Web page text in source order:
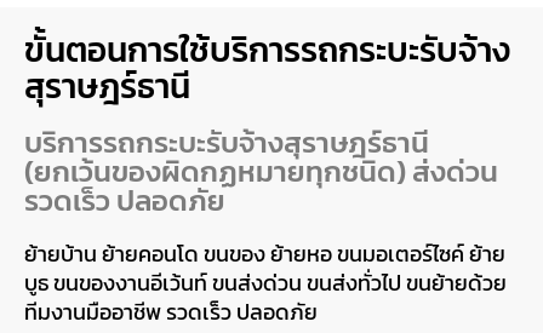
ขั้นตอนการใช้บริการรถกระบะรับจ้าง
สุราษฎร์ธานี
บริการรถกระบะรับจ้างสุราษฎร์ธานี
(ยกเว้นของผิดกฏหมายทุกชนิด) ส่งด่วน
รวดเร็ว ปลอดภัย
ย้ายบ้าน ย้ายคอนโด ขนของ ย้ายหอ ขนมอเตอร์ไซค์ ย้าย
บูธ ขนของงานอีเว้นท์ ขนส่งด่วน ขนส่งทั่วไป ขนย้ายด้วย
ทีมงานมืออาชีพ รวดเร็ว ปลอดภัย